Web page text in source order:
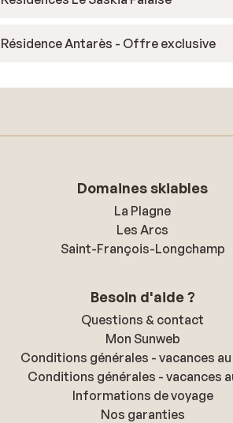
Résidence Antarès - Offre exclusive
Domaines skiables
La Plagne
Les Arcs
Saint-François-Longchamp
Besoin d'aide ?
Questions & contact
Mon Sunweb
Conditions générales - vacances
Conditions générales - vacances
Informations de voyage
Nos garanties